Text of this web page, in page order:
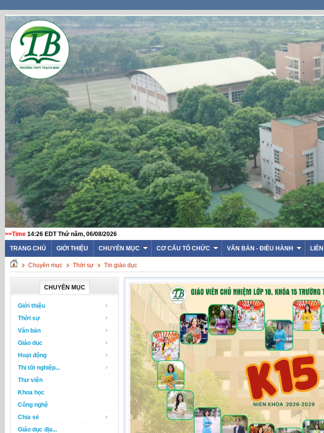
>>Time 14:26 EDT Thứ năm, 06/08/2026
TRANG CHỦ
GIỚI THIỆU CHUYÊN MỤC CƠ CẤU TỔ CHỨC VĂN BẢN - ĐIỀU HÀNH
Chuyên mục Thời sự Tin giáo dục
CHUYÊN MỤC
Giới thiệu
Thời sự
Văn bản
Giáo dục
Hoạt động
Thi tốt nghiệp...
Thư viện
Khoa học
Công nghệ
Chia sẻ
Giáo dục địa...